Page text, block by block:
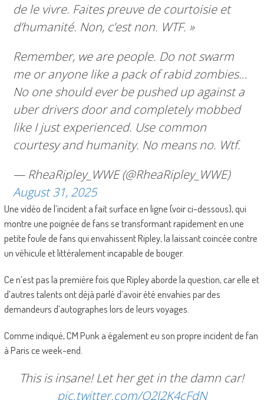
de le vivre. Faites preuve de courtoisie et
d’humanité. Non, c’est non. WTF. »
Remember, we are people. Do not swarm
me or anyone like a pack of rabid zombies…
No one should ever be pushed up against a
uber drivers door and completely mobbed
like I just experienced. Use common
courtesy and humanity. No means no. Wtf.
— RheaRipley_WWE (@RheaRipley_WWE)
August 31, 2025
Une vidéo de l’incident a fait surface en ligne (voir ci-dessous), qui
montre une poignée de fans se transformant rapidement en une
petite foule de fans qui envahissent Ripley, la laissant coincée contre
un véhicule et littéralement incapable de bouger.
Ce n’est pas la première fois que Ripley aborde la question, car elle et
d’autres talents ont déjà parlé d’avoir été envahies par des
demandeurs d’autographes lors de leurs voyages.
Comme indiqué, CM Punk a également eu son propre incident de fan
à Paris ce week-end.
This is insane! Let her get in the damn car!
pic.twitter.com/O2l2K4cFdN